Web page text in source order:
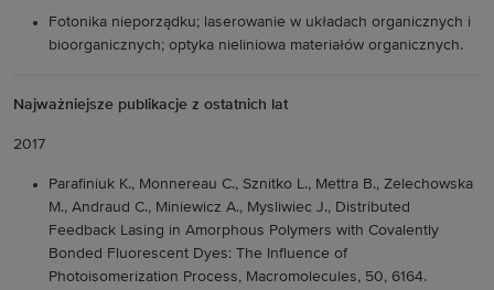
Fotonika nieporządku; laserowanie w układach organicznych i
bioorganicznych; optyka nieliniowa materiałów organicznych.
Najważniejsze publikacje z ostatnich lat
2017
Parafiniuk K., Monnereau C., Sznitko L., Mettra B., Zelechowska
M., Andraud C., Miniewicz A., Mysliwiec J., Distributed
Feedback Lasing in Amorphous Polymers with Covalently
Bonded Fluorescent Dyes: The Influence of
Photoisomerization Process, Macromolecules, 50, 6164.